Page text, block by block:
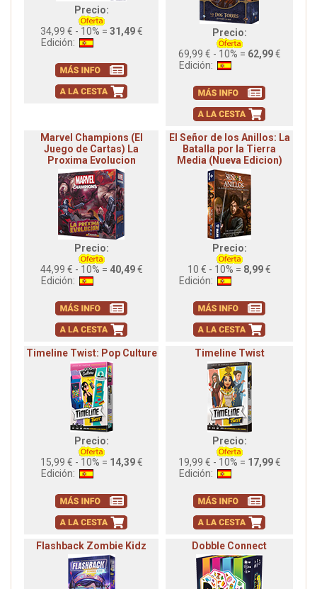
Precio:
34,99 € - 10% = 31,49€
Edición:
Precio:
69,99 € - 10% = 62,99€
Edición:
Marvel Champions (El
Juego de Cartas) La
Proxima Evolucion
Precio:
44,99 € - 10% = 40,49€
Edición:
El Señor de los Anillos: La
Batalla por la Tierra
Media (Nueva Edicion)
Precio:
10 € - 10% = 8,99€
Edición:
Timeline Twist: Pop Culture
Precio:
15,99 € - 10% = 14,39€
Edición:
Timeline Twist
Precio:
19,99 € - 10% = 17,99€
Edición:
Flashback Zombie Kidz Dobble Connect